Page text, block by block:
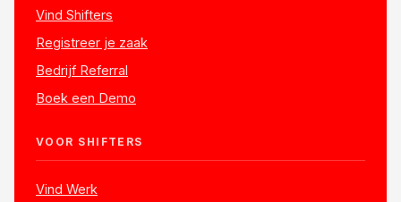
Vind Shifters
Registreer je zaak
Bedrijf Referral
Boek een Demo
VOOR SHIFTERS
Vind Werk